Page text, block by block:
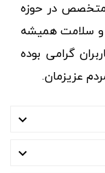
متخصص در حوزه
و سلامت همیشه
گرامی بوده
عزیزمان.

